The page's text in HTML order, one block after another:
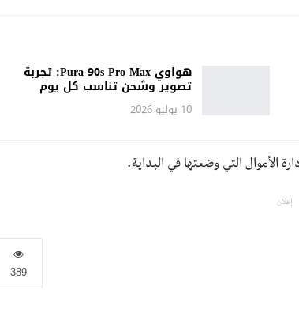
هواوي Pura 90s Pro Max: تجربة
تصوير وشحن تناسب كل يوم
10 يوليو 2026
الأموال التي وضعتها في البداية.
إعلان
389